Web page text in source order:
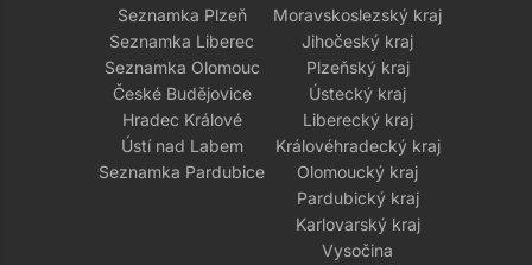
Seznamka Plzeň
Seznamka Liberec
Seznamka Olomouc
České Budějovice
Hradec Králové
Ústí nad Labem
Seznamka Pardubice
Moravskoslezský kraj
Jihočeský kraj
Plzeňský kraj
Ústecký kraj
Liberecký kraj
Královéhradecký kraj
Olomoucký kraj
Pardubický kraj
Karlovarský kraj
Vysočina